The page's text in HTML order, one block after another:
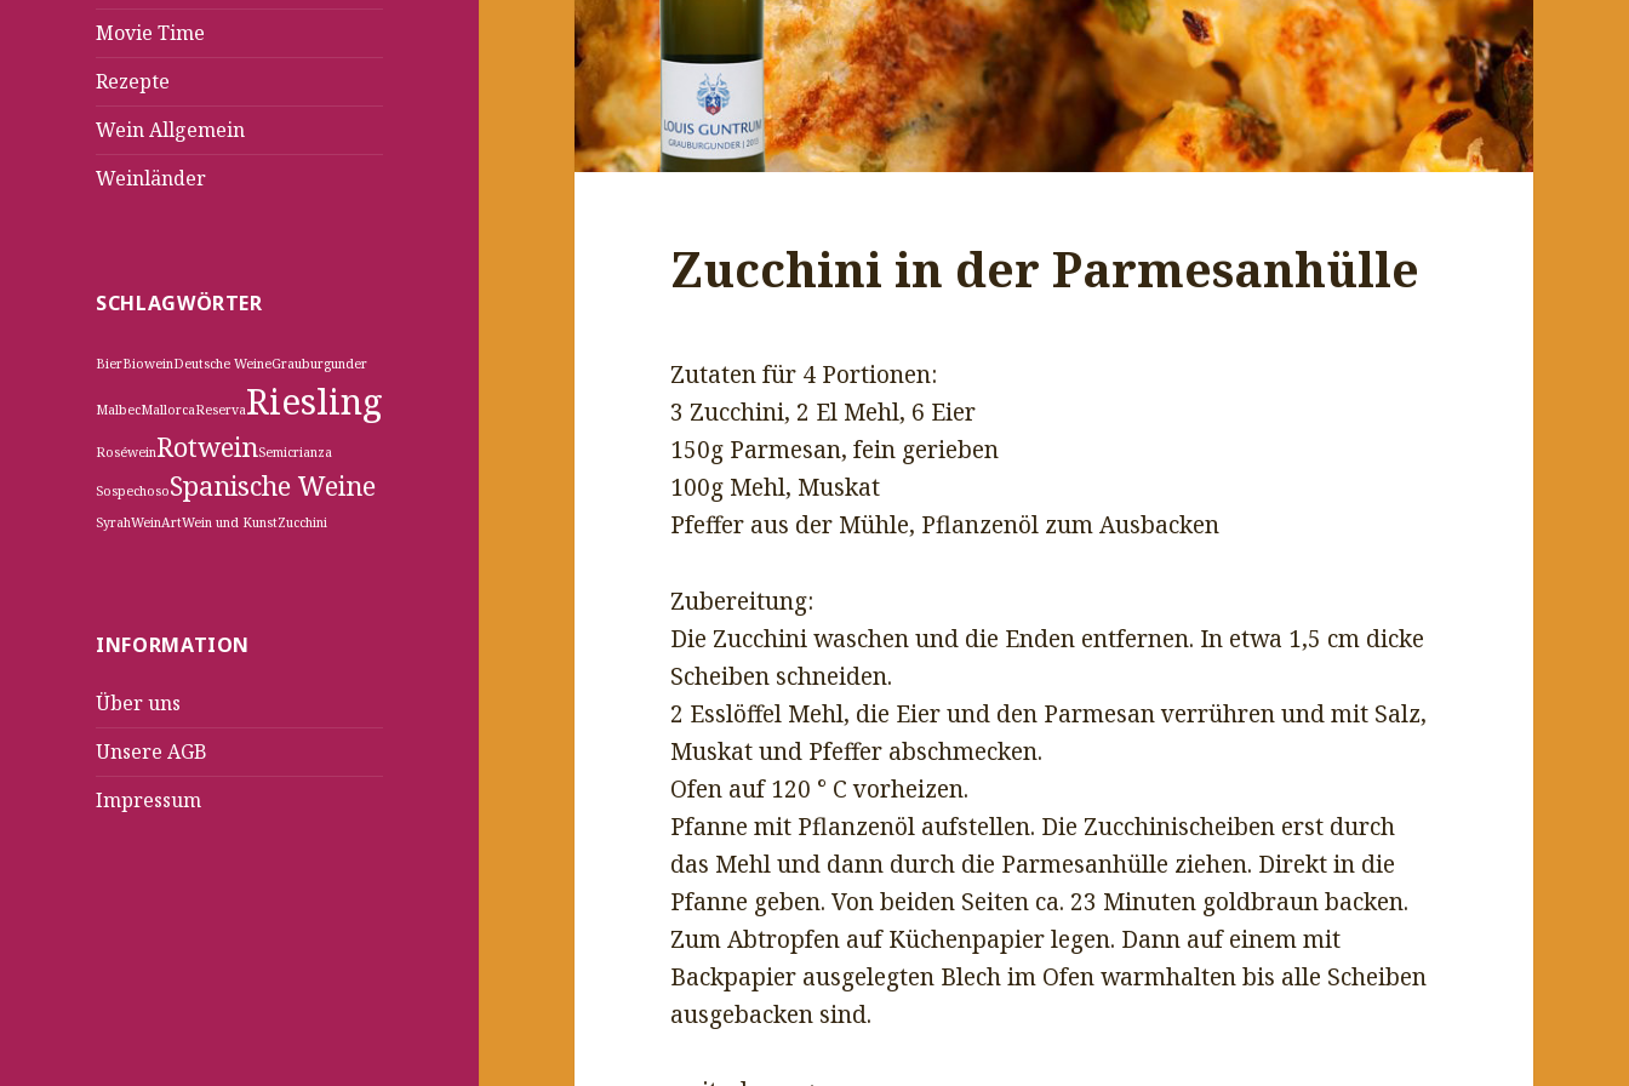
Movie Time
Rezepte
Wein Allgemein
Weinländer
SCHLAGWÖRTER
BierBioweinDeutsche WeineGrauburgunder
MalbecMallorcaReservaRiesling
RoséweinRotweinSemicrianza
SospechosoSpanische Weine
SyrahWeinArtWein und KunstZucchini
INFORMATION
Über uns
Unsere AGB
Impressum
Zucchini in der Parmesanhülle
Zutaten für 4 Portionen:
3 Zucchini, 2 El Mehl, 6 Eier
150g Parmesan, fein gerieben
100g Mehl, Muskat
Pfeffer aus der Mühle, Pflanzenöl zum Ausbacken
Zubereitung:
Die Zucchini waschen und die Enden entfernen. In etwa 1,5 cm dicke
Scheiben schneiden.
2 Esslöffel Mehl, die Eier und den Parmesan verrühren und mit Salz,
Muskat und Pfeffer abschmecken.
Ofen auf 120 ° C vorheizen.
Pfanne mit Pflanzenöl aufstellen. Die Zucchinischeiben erst durch
das Mehl und dann durch die Parmesanhülle ziehen. Direkt in die
Pfanne geben. Von beiden Seiten ca. 23 Minuten goldbraun backen.
Zum Abtropfen auf Küchenpapier legen. Dann auf einem mit
Backpapier ausgelegten Blech im Ofen warmhalten bis alle Scheiben
ausgebacken sind.